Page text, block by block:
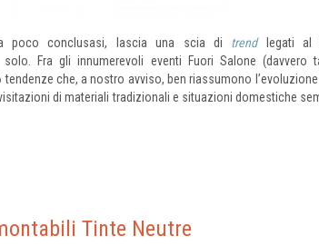
poco conclusasi, lascia una scia di trendlegati al
Fra gli innumerevoli eventi Fuori Salone (davvero
che, a nostro avviso, ben riassumono
di materiali tradizionali e situazioni domestiche
Tinte Neutre